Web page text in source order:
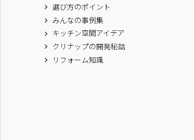
選び方のポイント
みんなの事例集
キッチン空間アイデア
クリナップの開発秘話
リフォーム知識